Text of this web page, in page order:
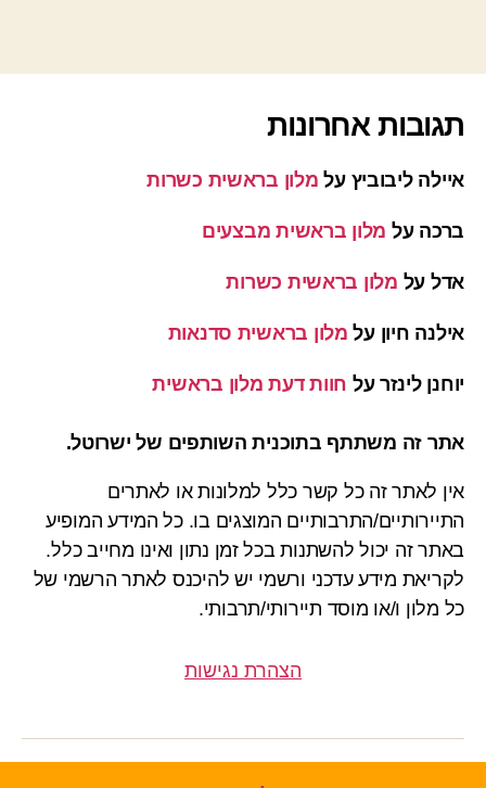
תגובות אחרונות
איילה ליבוביץ על מלון בראשית כשרות
ברכה על מלון בראשית מבצעים
אדל על מלון בראשית כשרות
אילנה חיון על מלון בראשית סדנאות
יוחנן לינזר על חוות דעת מלון בראשית
אתר זה משתתף בתוכנית השותפים של ישרוטל.
אין לאתר זה כל קשר כלל למלונות או לאתרים
התיירותיים/התרבותיים המוצגים בו. כל המידע המופיע
באתר זה יכול להשתנות בכל זמן נתון ואינו מחייב כלל.
לקריאת מידע עדכני ורשמי יש להיכנס לאתר הרשמי של
כל מלון ו/או מוסד תיירותי/תרבותי.
הצהרת נגישות
מלונות במצפה רמון